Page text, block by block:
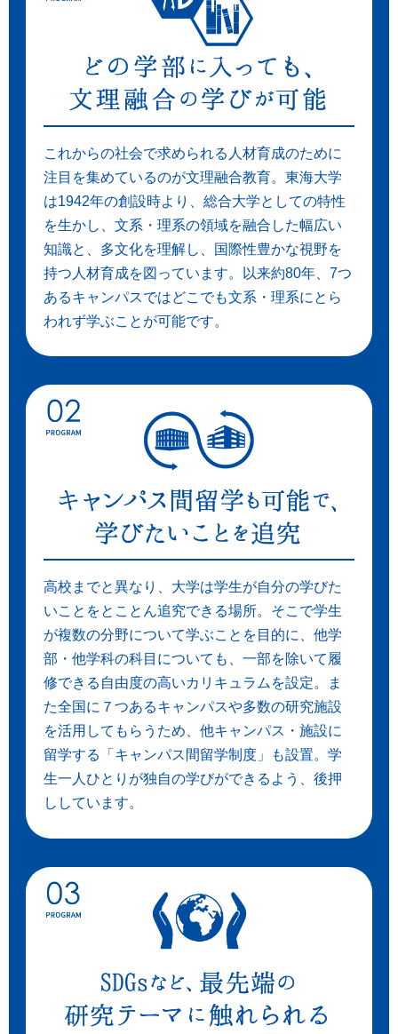
これからの社会で求められる人材育成のために
注目を集めているのが文理融合教育。東海大学
は1942年の創設時より、総合大学としての特性
を生かし、文系・理系の領域を融合した幅広い
知識と、多文化を理解し、国際性豊かな視野を
持つ人材育成を図っています。以来約80年、7つ
あるキャンパスではどこでも文系・理系にとら
われず学ぶことが可能です。
高校までと異なり、大学は学生が自分の学びた
いことをとことん追究できる場所。そこで学生
が複数の分野について学ぶことを目的に、他学
部・他学科の科目についても、一部を除いて履
修できる自由度の高いカリキュラムを設定。ま
た全国に７つあるキャンパスや多数の研究施設
を活用してもらうため、他キャンパス・施設に
留学する「キャンパス間留学制度」も設置。学
生一人ひとりが独自の学びができるよう、後押
ししています。